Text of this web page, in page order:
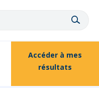
Accéder à mes
résultats